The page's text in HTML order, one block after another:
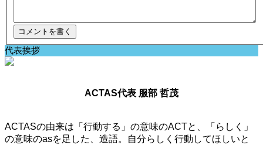
代表挨拶
ACTAS代表 服部 哲茂
ACTASの由来は「行動する」の意味のACTと、「らしく」
の意味のasを足した、造語。自分らしく行動してほしいと